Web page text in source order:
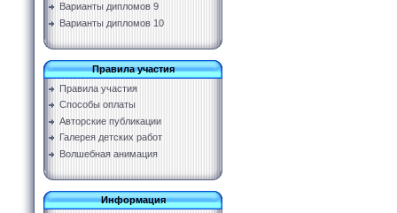
Варианты дипломов 9
Варианты дипломов 10
Правила участия
Правила участия
Способы оплаты
Авторские публикации
Галерея детских работ
Волшебная анимация
Информация